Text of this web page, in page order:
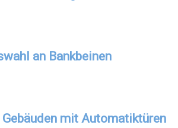
an Bankbeinen
mit Automatiktüren